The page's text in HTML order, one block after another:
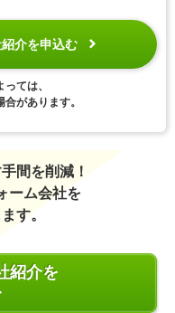
介を申込む
ては、
があります。
間を削減！
ーム会社を
す。
紹介を